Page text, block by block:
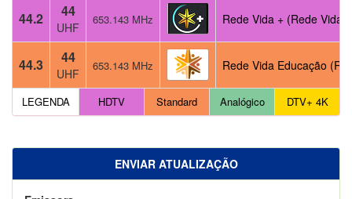
44.2 44
UHF
653.143 MHz Rede Vida + (Rede Vida)
44.3 44
UHF
653.143 MHz Rede Vida Educação
LEGENDA HDTV Standard Analógico DTV+ 4K
ENVIAR ATUALIZAÇÃO